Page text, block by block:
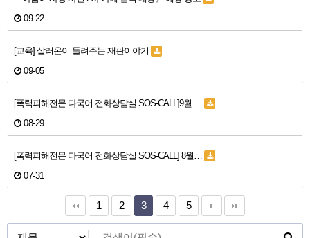
09-22
[교육] 살러온이 들려주는 재판이야기
09-05
[폭력피해전문 다국어 전화상담실 SOS-CALL]9월 …
08-29
[폭력피해전문 다국어 전화상담실 SOS-CALL] 8월…
07-31
1 2 3 4 5